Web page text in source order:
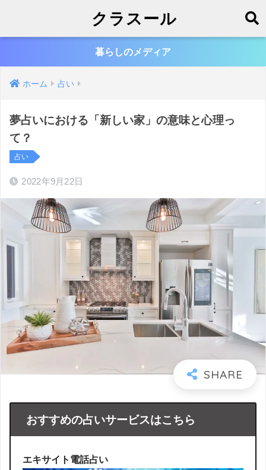
クラスール
暮らしのメディア
ホーム 占い
夢占いにおける「新しい家」の意味と心理っ
て？
占い
2022年9月22日
おすすめの占いサービスはこちら
エキサイト電話占い